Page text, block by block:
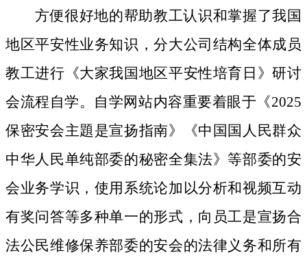
方便很好地的帮助教工认识和掌握了我国
地区平安性业务知识，分大公司结构全体成员
教工进行《大家我国地区平安性培育日》研讨
会流程自学。自学网站内容重要着眼于《2025
保密安会主題是宣扬指南》《中国国人民群众
中华人民单纯部委的秘密全集法》等部委的安
会业务学识，使用系统论加以分析和视频互动
有奖问答等多种单一的形式，向员工是宣扬合
法公民维修保养部委的安会的法律义务和所有